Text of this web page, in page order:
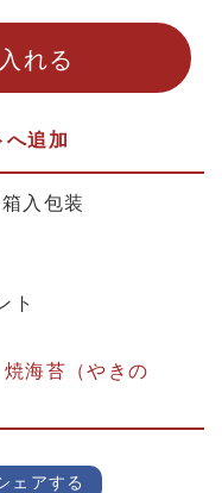
れる
へ追加
入包装
ト
焼海苔（やきの
ェアする